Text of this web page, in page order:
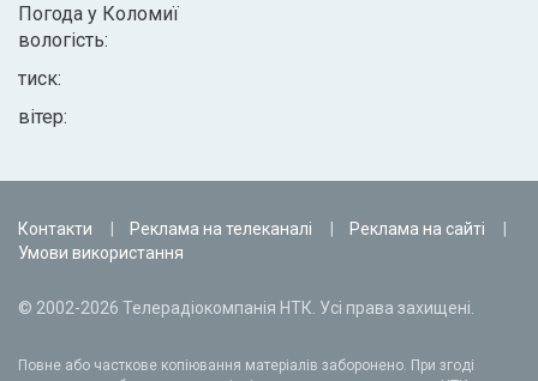
Погода у Коломиї
вологість:
тиск:
вітер:
Контакти Реклама на телеканалі
Реклама на сайті
Умови використання
© 2002-2026 Телерадіокомпанія НТК. Усі права захищені.
Повне або часткове копіювання матеріалів заборонено. При згоді